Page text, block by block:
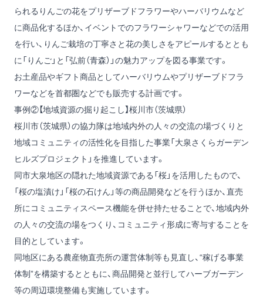
られるりんごの花をプリザーブドフラワーやハーバリウムなど
に商品化するほか、イベントでのフラワーシャワーなどでの活用
を行い、りんご栽培の丁寧さと花の美しさをアピールするととも
に「りんご」と「弘前（青森）」の魅力アップを図る事業です。
お土産品やギフト商品としてハーバリウムやプリザーブドフラ
ワーなどを首都圏などでも販売する計画です。
事例②【地域資源の掘り起こし】桜川市（茨城県）
桜川市（茨城県）の協力隊は地域内外の人々の交流の場づくりと
地域コミュニティの活性化を目指した事業「大泉さくらガーデン
ヒルズプロジェクト」を推進しています。
同市大泉地区の隠れた地域資源である「桜」を活用したもので、
「桜の塩漬け」「桜の石けん」等の商品開発などを行うほか、直売
所にコミュニティスペース機能を併せ持たせることで、地域内外
の人々の交流の場をつくり、コミュニティ形成に寄与することを
目的としています。
同地区にある農産物直売所の運営体制等も見直し、“稼げる事業
体制”を構築するとともに、商品開発と並行してハーブガーデン
等の周辺環境整備も実施しています。